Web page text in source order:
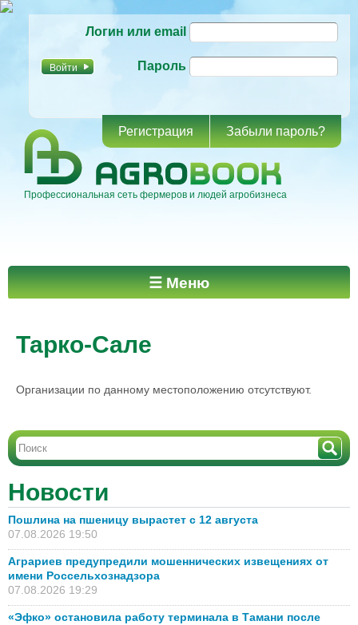
основному
Логин или email
Пароль
Регистрация Забыли пароль?
Профессиональная сеть фермеров и людей агробизнеса
Главное меню ☰ Меню
Тарко-Сале
Организации по данному местоположению отсутствуют.
Новости
Пошлина на пшеницу вырастет с 12 августа
07.08.2026 19:50
Аграриев предупредили мошеннических извещениях от
имени Россельхознадзора
07.08.2026 19:29
«Эфко» остановила работу терминала в Тамани после